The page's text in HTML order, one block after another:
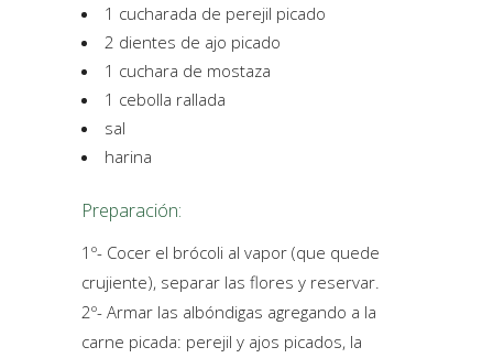
1 cucharada de perejil picado
2 dientes de ajo picado
1 cuchara de mostaza
1 cebolla rallada
sal
harina
Preparación:
1º- Cocer el brócoli al vapor (que quede
crujiente), separar las flores y reservar.
2º- Armar las albóndigas agregando a la
carne picada: perejil y ajos picados, la